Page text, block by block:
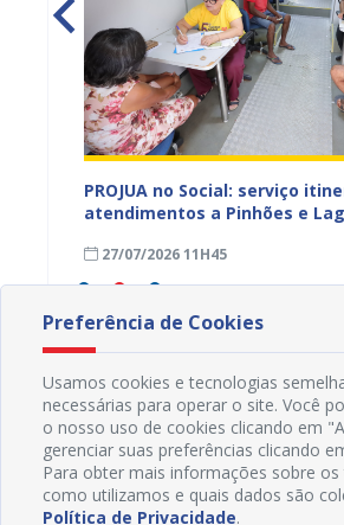
PROJUA no Social: serviço
atendimentos a Pinhões e
27/07/2026 11H45
Preferência de Cookies
Usamos cookies e tecnologias
necessárias para operar o site. Você
o nosso uso de cookies clicando em
gerenciar suas preferências clicando
Para obter mais informações sobre
como utilizamos e quais dados são
Política de Privacidade.